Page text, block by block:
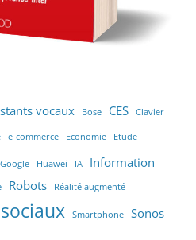
vocaux Bose CES Clavier
e-commerce Economie Etude
Google Huawei IA Information
Robots Réalité augmenté
Smartphone Sonos